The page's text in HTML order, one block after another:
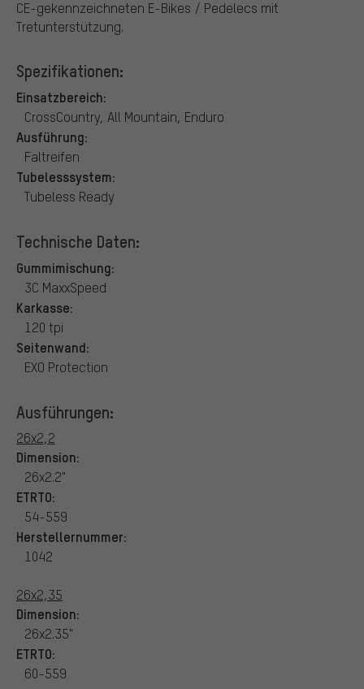
CE-gekennzeichneten E-Bikes / Pedelecs mit
Tretunterstützung.
Spezifikationen:
Einsatzbereich:
CrossCountry, All Mountain, Enduro
Ausführung:
Faltreifen
Tubelesssystem:
Tubeless Ready
Technische Daten:
Gummimischung:
3C MaxxSpeed
Karkasse:
120 tpi
Seitenwand:
EXO Protection
Ausführungen:
26x2,2
Dimension:
26x2.2"
ETRTO:
54-559
Herstellernummer:
1042
26x2,35
Dimension:
26x2.35"
ETRTO:
60-559